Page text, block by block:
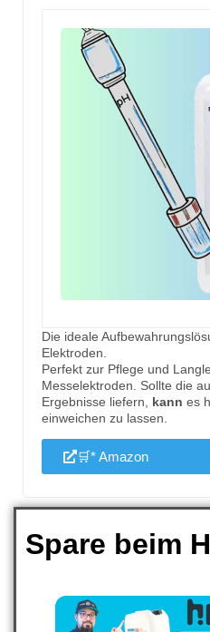
Die ideale
Elektroden.
Perfekt zur Pflege und
Messelektroden. Sollte die
Ergebnisse liefern, kann es
einweichen zu lassen.
🛒* Amazon
Spare beim